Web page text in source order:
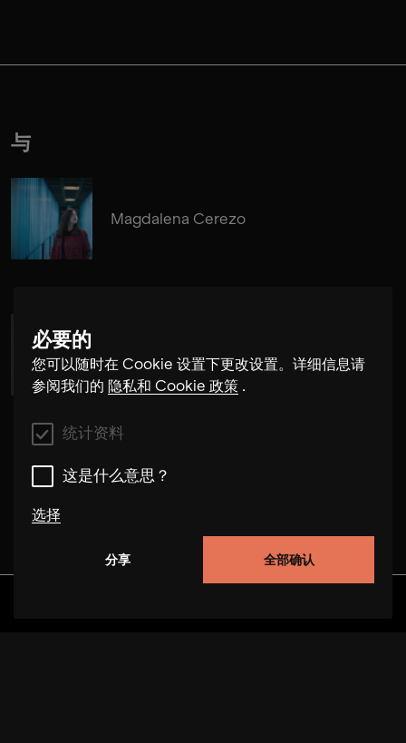
必要的
您可以随时在 Cookie 设置下更改设置。详细信息请
参阅我们的 隐私和 Cookie 政策 .
统计资料
这是什么意思？
选择
分享 全部确认
与
Magdalena Cerezo
Maria de Alvear